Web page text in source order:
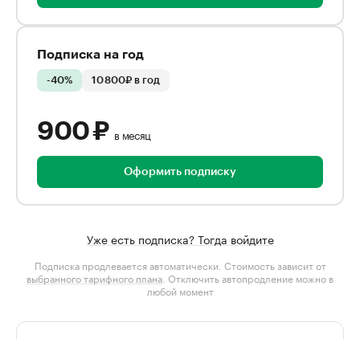
Подписка на год
-40% 10 800₽ в год
900 ₽ в месяц
Оформить подписку
Уже есть подписка? Тогда войдите
Подписка продлевается автоматически. Стоимость зависит от
выбранного тарифного плана . Отключить автопродление можно в
любой момент